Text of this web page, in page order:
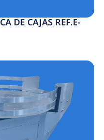
DE CAJAS REF.E-